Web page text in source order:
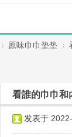
原味巾巾垫垫
›
看誰的巾巾和
发表于